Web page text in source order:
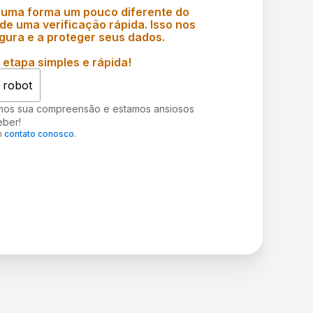
forma um pouco diferente do
uma verificação rápida. Isso nos
e a proteger seus dados.
simples e rápida!
robot
sua compreensão e estamos ansiosos
contato conosco.